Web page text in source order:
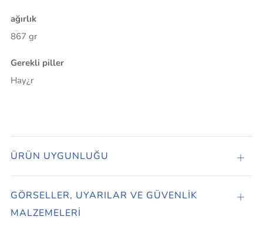
ağırlık
867 gr
Gerekli piller
Hay¿r
ÜRÜN UYGUNLUĞU
GÖRSELLER, UYARILAR VE GÜVENLIK
MALZEMELERI
Open